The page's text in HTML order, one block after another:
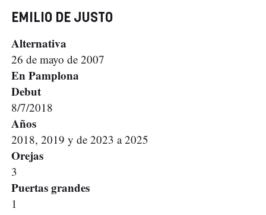
EMILIO DE JUSTO
Alternativa
26 de mayo de 2007
En Pamplona
Debut
8/7/2018
Años
2018, 2019 y de 2023 a 2025
Orejas
3
Puertas grandes
1